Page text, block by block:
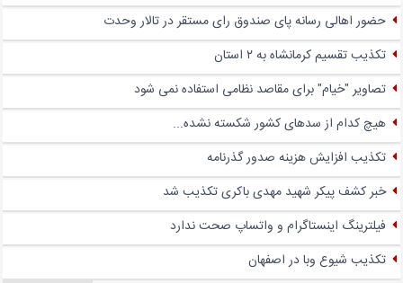
حضور اهالی رسانه پای صندوق‌ رای مستقر در تالار وحدت
تکذیب تقسیم کرمانشاه به ۲ استان
تصاویر "خیام" برای مقاصد نظامی استفاده نمی شود
هیچ کدام از سدهای کشور شکسته نشده...
تکذیب افزایش هزینه صدور گذرنامه
خبر کشف پیکر شهید مهدی باکری تکذیب شد
فیلترینگ اینستاگرام و واتساپ صحت ندارد
تکذیب شیوع وبا در اصفهان